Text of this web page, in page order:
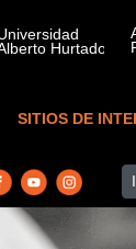
SITIOS DE